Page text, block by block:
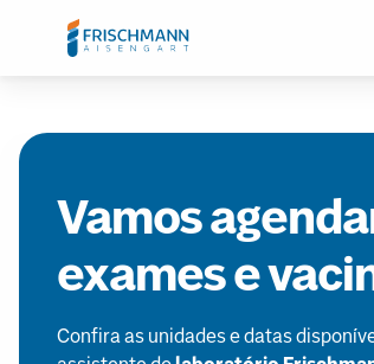
Vamos
exames e
Confira as unidades e datas